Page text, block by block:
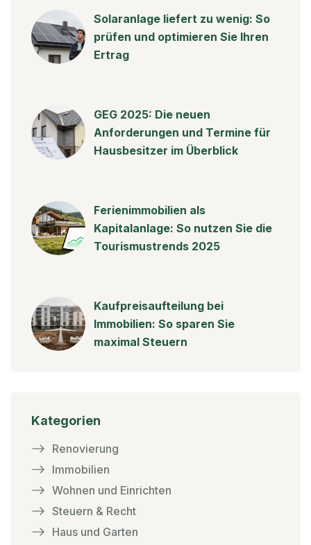
Solaranlage liefert zu wenig: So
prüfen und optimieren Sie Ihren
Ertrag
GEG 2025: Die neuen
Anforderungen und Termine für
Hausbesitzer im Überblick
Ferienimmobilien als
Kapitalanlage: So nutzen Sie die
Tourismustrends 2025
Kaufpreisaufteilung bei
Immobilien: So sparen Sie
maximal Steuern
Kategorien
Renovierung
Immobilien
Wohnen und Einrichten
Steuern & Recht
Haus und Garten